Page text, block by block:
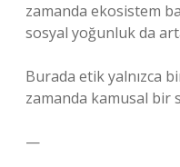
zamanda ekosistem
sosyal yoğunluk da
Burada etik yalnızca
zamanda kamusal bir
—